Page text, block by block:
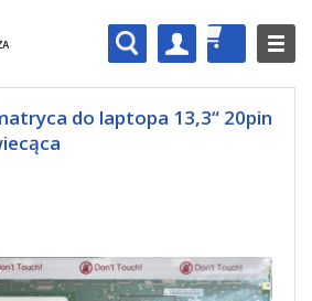
do laptopa 13,3“ 20pin